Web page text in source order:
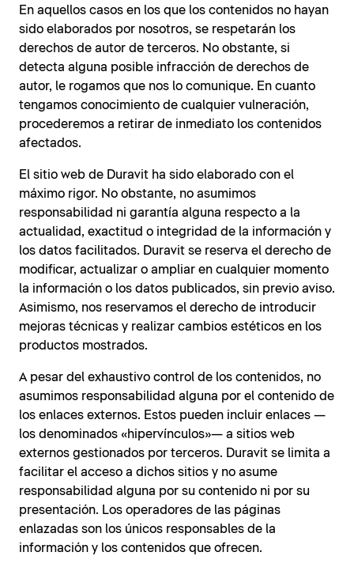
En aquellos casos en los que los contenidos no hayan
sido elaborados por nosotros, se respetarán los
derechos de autor de terceros. No obstante, si
detecta alguna posible infracción de derechos de
autor, le rogamos que nos lo comunique. En cuanto
tengamos conocimiento de cualquier vulneración,
procederemos a retirar de inmediato los contenidos
afectados.
El sitio web de Duravit ha sido elaborado con el
máximo rigor. No obstante, no asumimos
responsabilidad ni garantía alguna respecto a la
actualidad, exactitud o integridad de la información y
los datos facilitados. Duravit se reserva el derecho de
modificar, actualizar o ampliar en cualquier momento
la información o los datos publicados, sin previo aviso.
Asimismo, nos reservamos el derecho de introducir
mejoras técnicas y realizar cambios estéticos en los
productos mostrados.
A pesar del exhaustivo control de los contenidos, no
asumimos responsabilidad alguna por el contenido de
los enlaces externos. Estos pueden incluir enlaces —
los denominados «hipervínculos»— a sitios web
externos gestionados por terceros. Duravit se limita a
facilitar el acceso a dichos sitios y no asume
responsabilidad alguna por su contenido ni por su
presentación. Los operadores de las páginas
enlazadas son los únicos responsables de la
información y los contenidos que ofrecen.